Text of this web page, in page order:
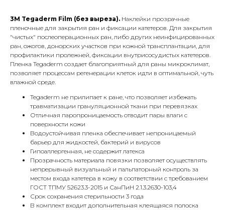
3M Tegaderm Film (без выреза). Наклейки прозрачные
пленочные для закрытия ран и фиксации катетеров. Для закрытия
"чистых" послеоперационных ран, либо других неинфицированных
ран, ожогов, донорских участков при кожной трансплантации, для
профилактики пролежней, фиксации внутрисосудистых катетеров.
Пленка Tegaderm создает благоприятный для раны микроклимат,
позволяет процессам регенерации клеток идти в оптимальной, чуть
влажной среде.
Tegaderm не прилипает к ране, что позволяет избежать
травматизации грануляционной ткани при перевязках
Отличная паропроницаемость отводит пары влаги с
поверхности кожи
Водоустойчивая пленка обеспечивает непроницаемый
барьер для жидкостей, бактерий и вирусов
Гипоаллергенная, не содержит латекса
Прозрачность материала повязки позволяет осуществлять
непрерывный визуальный и пальпаторный контроль за
местом входа катетера в кожу в соответствии с требованием
ГОСТ ТПМУ 52623.3-2015 и СанПиН 2.1.3.2630-103,4
Срок сохранения стерильности 3 года
В комплект входит дополнительная клеящаяся полоска